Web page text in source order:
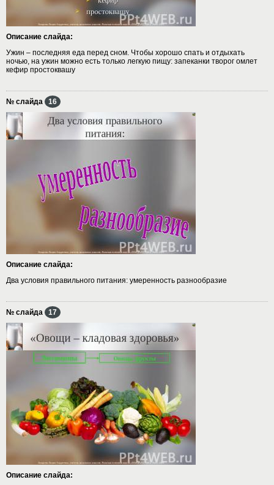
Описание слайда:
Ужин – последняя еда перед сном. Чтобы хорошо спать и отдыхать
ночью, на ужин можно есть только легкую пищу: запеканки творог омлет
кефир простоквашу
№ слайда 16
Описание слайда:
Два условия правильного питания: умеренность разнообразие
№ слайда 17
Описание слайда: